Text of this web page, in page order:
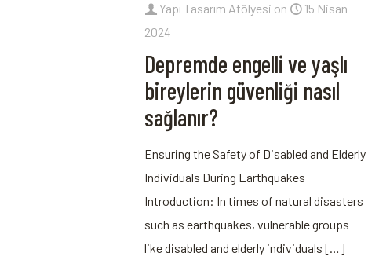
Yapı Tasarım Atölyesi on
15 Nisan
2024
Depremde engelli ve yaşlı
bireylerin güvenliği nasıl
sağlanır?
Ensuring the Safety of Disabled and Elderly
Individuals During Earthquakes
Introduction: In times of natural disasters
such as earthquakes, vulnerable groups
like disabled and elderly individuals […]